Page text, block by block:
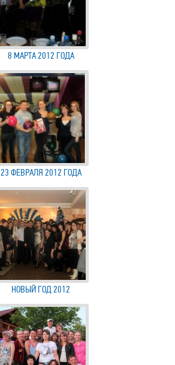
8 МАРТА 2012 ГОДА
23 ФЕВРАЛЯ 2012 ГОДА
НОВЫЙ ГОД 2012